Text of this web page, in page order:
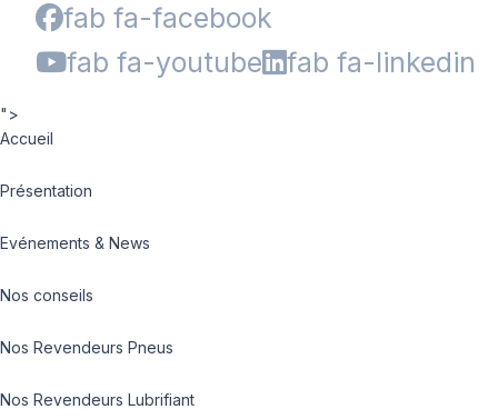
fab fa-facebook
fab fa-youtube
fab fa-linkedin
">
Accueil
Présentation
Evénements & News
Nos conseils
Nos Revendeurs Pneus
Nos Revendeurs Lubrifiant